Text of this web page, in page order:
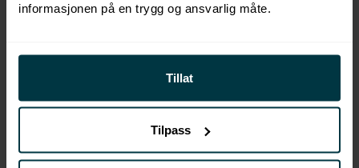
informasjonen på en trygg og ansvarlig måte.
Tillat
Tilpass
Populære kurs